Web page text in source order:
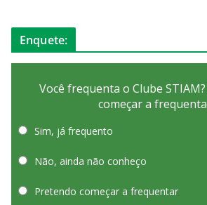
Enquete:
Você frequenta o Clube
começar a
Sim, já frequento
Não, ainda não conheço
Pretendo começar a frequentar